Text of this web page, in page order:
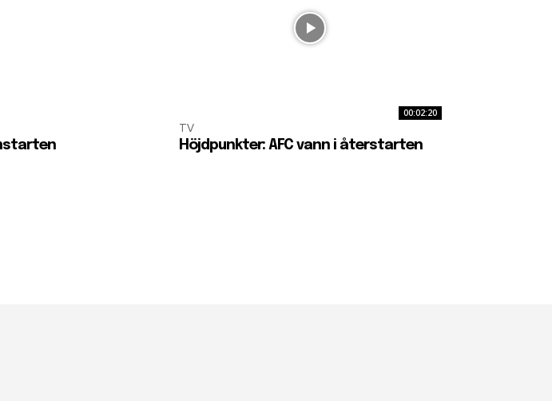
00:02:20
TV
Höjdpunkter: AFC vann i återstarten